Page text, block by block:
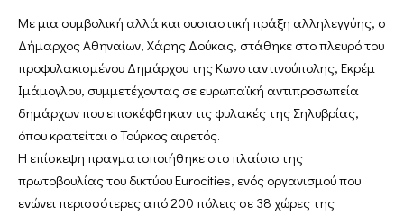
Με μια συμβολική αλλά και ουσιαστική πράξη αλληλεγγύης, ο
Δήμαρχος Αθηναίων, Χάρης Δούκας, στάθηκε στο πλευρό του
προφυλακισμένου Δημάρχου της Κωνσταντινούπολης, Εκρέμ
Ιμάμογλου, συμμετέχοντας σε ευρωπαϊκή αντιπροσωπεία
δημάρχων που επισκέφθηκαν τις φυλακές της Σηλυβρίας,
όπου κρατείται ο Τούρκος αιρετός.
Η επίσκεψη πραγματοποιήθηκε στο πλαίσιο της
πρωτοβουλίας του δικτύου Eurocities, ενός οργανισμού που
ενώνει περισσότερες από 200 πόλεις σε 38 χώρες της